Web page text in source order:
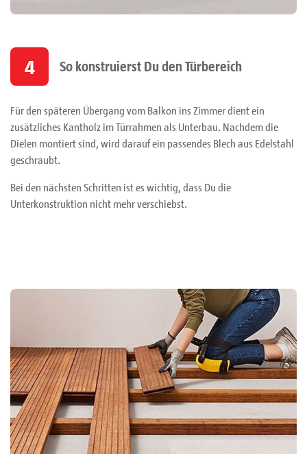
4 So konstruierst Du den Türbereich
Für den späteren Übergang vom Balkon ins Zimmer dient ein
zusätzliches Kantholz im Türrahmen als Unterbau. Nachdem die
Dielen montiert sind, wird darauf ein passendes Blech aus Edelstahl
geschraubt.
Bei den nächsten Schritten ist es wichtig, dass Du die
Unterkonstruktion nicht mehr verschiebst.